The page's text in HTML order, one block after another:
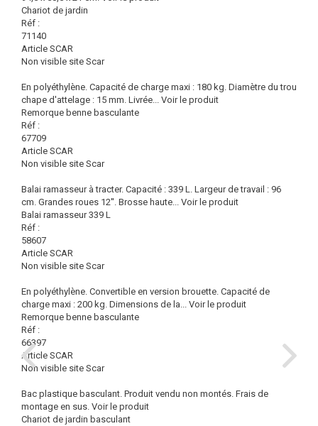
Chariot de jardin
Réf :
71140
Article SCAR
Non visible site Scar
En polyéthylène. Capacité de charge maxi : 180 kg. Diamètre du trou
chape d'attelage : 15 mm. Livrée... Voir le produit
Remorque benne basculante
Réf :
67709
Article SCAR
Non visible site Scar
Balai ramasseur à tracter. Capacité : 339 L. Largeur de travail : 96
cm. Grandes roues 12''. Brosse haute... Voir le produit
Balai ramasseur 339 L
Réf :
58607
Article SCAR
Non visible site Scar
En polyéthylène. Convertible en version brouette. Capacité de
charge maxi : 200 kg. Dimensions de la... Voir le produit
Remorque benne basculante
Réf :
66397
Article SCAR
Non visible site Scar
Bac plastique basculant. Produit vendu non montés. Frais de
montage en sus. Voir le produit
Chariot de jardin basculant